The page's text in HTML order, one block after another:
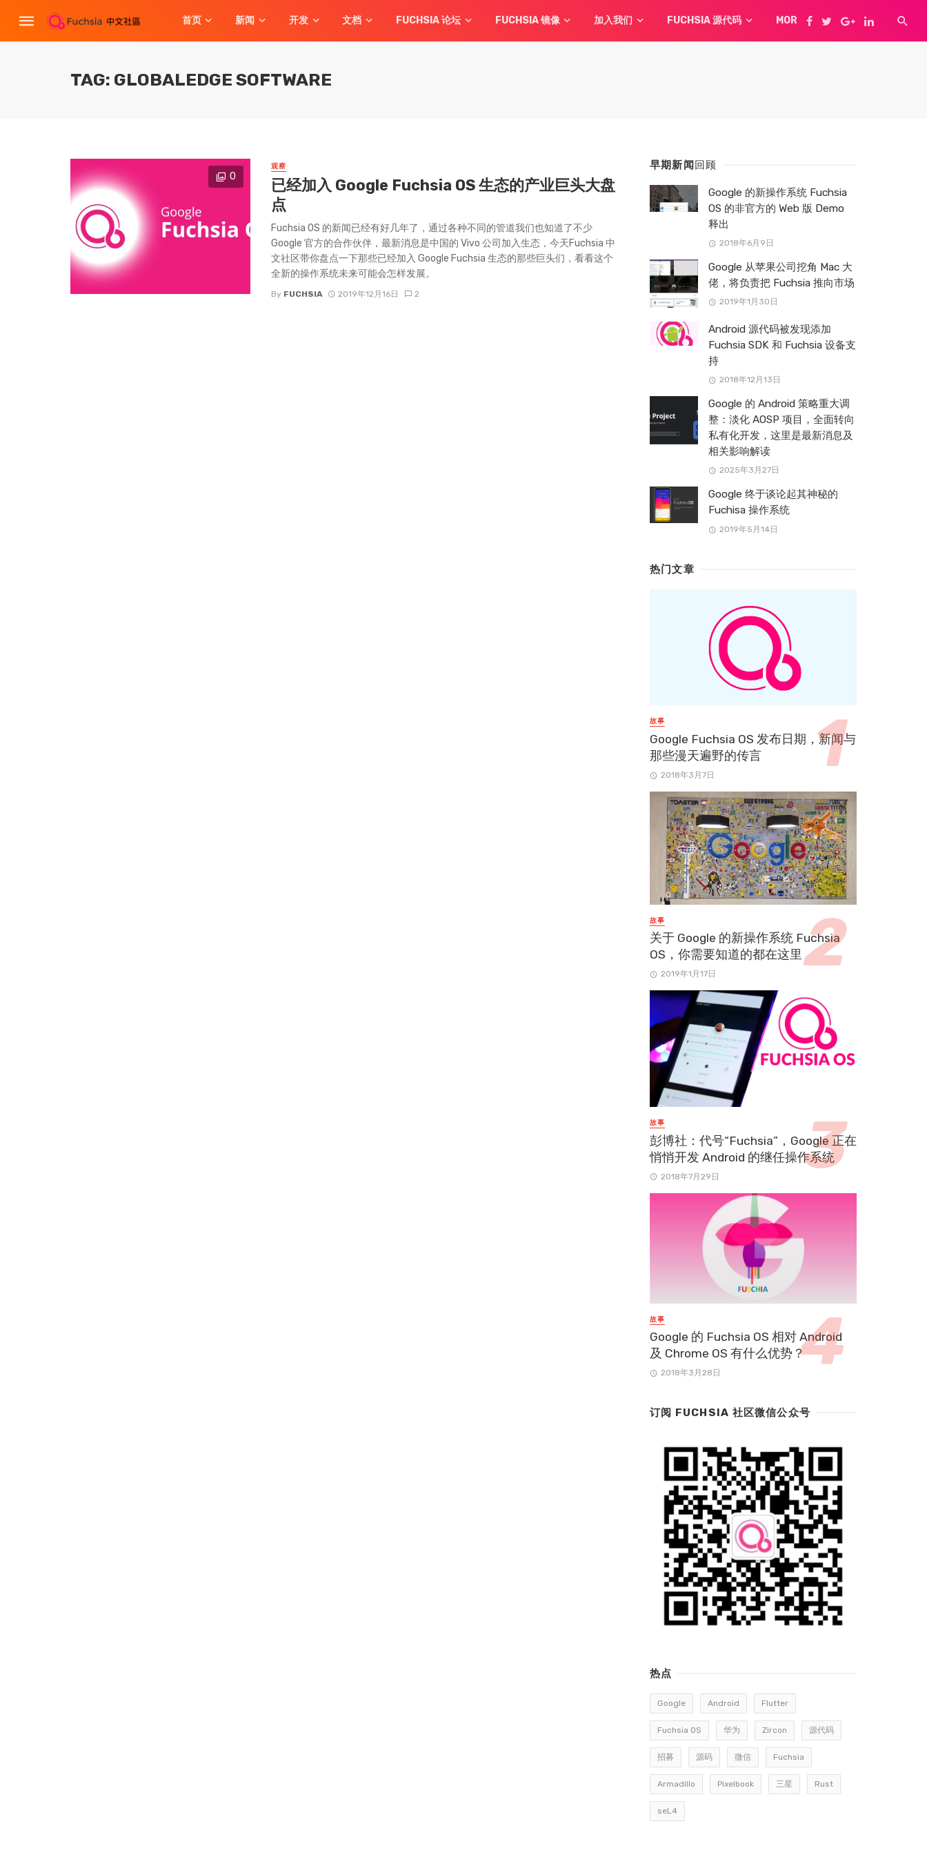
首页 新闻 开发 文档 FUCHSIA 论坛 FUCHSIA 镜像 加入我们 FUCHSIA 源代码 MORE
TAG: GLOBALEDGE SOFTWARE
0
观察
已经加入 Google Fuchsia OS 生态的产业巨头大盘
点
Fuchsia OS 的新闻已经有好几年了，通过各种不同的管道我们也知道了不少
Google 官方的合作伙伴，最新消息是中国的 Vivo 公司加入生态，今天Fuchsia 中
文社区带你盘点一下那些已经加入 Google Fuchsia 生态的那些巨头们，看看这个
全新的操作系统未来可能会怎样发展。
By FUCHSIA 2019年12月16日 2
早期新闻回顾
Google 的新操作系统 Fuchsia
OS 的非官方的 Web 版 Demo
释出
2018年6月9日
Google 从苹果公司挖角 Mac 大
佬，将负责把 Fuchsia 推向市场
2019年1月30日
Android 源代码被发现添加
Fuchsia SDK 和 Fuchsia 设备支
持
2018年12月13日
Google 的 Android 策略重大调
整：淡化 AOSP 项目，全面转向
私有化开发，这里是最新消息及
相关影响解读
2025年3月27日
Google 终于谈论起其神秘的
Fuchisa 操作系统
2019年5月14日
热门文章
故事
Google Fuchsia OS 发布日期，新闻与
那些漫天遍野的传言
2018年3月7日
故事
关于 Google 的新操作系统 Fuchsia
OS，你需要知道的都在这里
2019年1月17日
故事
彭博社：代号“Fuchsia”，Google 正在
悄悄开发 Android 的继任操作系统
2018年7月29日
故事
Google 的 Fuchsia OS 相对 Android
及 Chrome OS 有什么优势？
2018年3月28日
订阅 FUCHSIA 社区微信公众号
热点
Google Android Flutter
Fuchsia OS 华为 Zircon 源代码
招募 源码 微信 Fuchsia
Armadillo Pixelbook 三星 Rust
seL4